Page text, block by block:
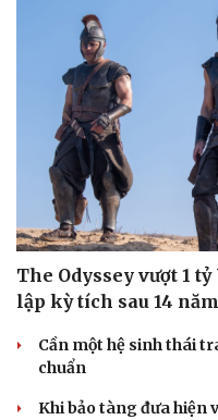
The Odyssey vượt 1
lập kỳ tích sau 14 năm
Cần một hệ sinh thái
chuẩn
Khi bảo tàng đưa hiện